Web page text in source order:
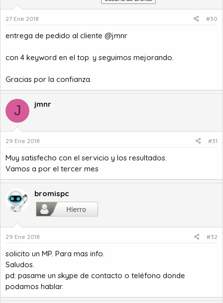
27 Ene 2018 #30
entrega de pedido al cliente @jmnr
con 4 keyword en el top. y seguimos mejorando.
Gracias por la confianza.
J jmnr
29 Ene 2018 #31
Muy satisfecho con el servicio y los resultados.
Vamos a por el tercer mes
bromispc
29 Ene 2018 #32
solicito un MP. Para mas info.
Saludos.
pd: pasame un skype de contacto o teléfono donde
podamos hablar.